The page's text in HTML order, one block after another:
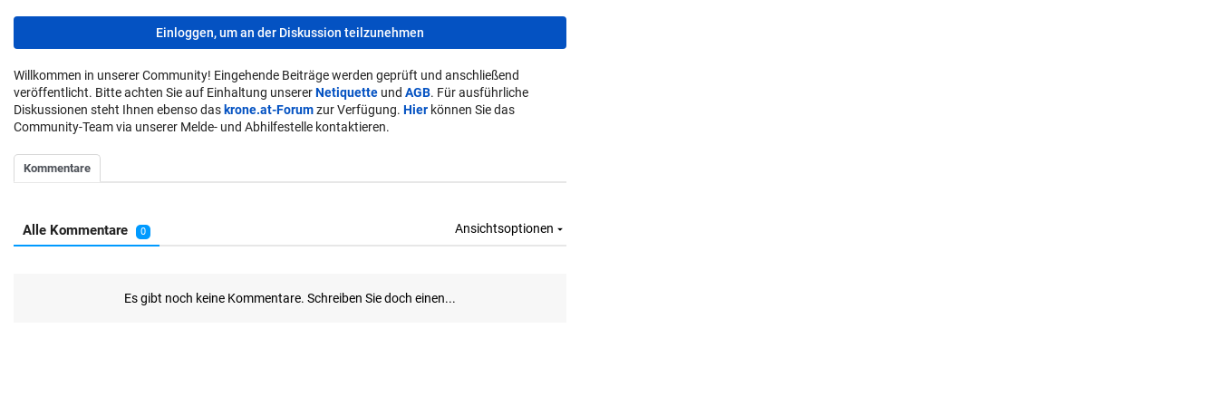
Einloggen, um an der Diskussion teilzunehmen
Willkommen in unserer Community! Eingehende Beiträge werden geprüft und anschließend
veröffentlicht. Bitte achten Sie auf Einhaltung unsererNetiquette und AGB. Für ausführliche
Diskussionen steht Ihnen ebenso das krone.at-Forumzur Verfügung. Hier können Sie das
Community-Team via unserer Melde- und Abhilfestelle kontaktieren.